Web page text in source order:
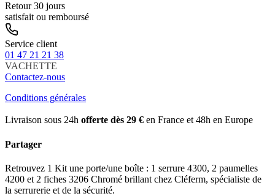
Retour 30 jours
satisfait ou remboursé
Service client
01 47 21 21 38
VACHETTE
Contactez-nous
Conditions générales
Livraison sous 24h offerte dès 29 € en France et 48h en Europe
Partager
Retrouvez 1 Kit une porte/une boîte : 1 serrure 4300, 2 paumelles
4200 et 2 fiches 3206 Chromé brillant chez Cléferm, spécialiste de
la serrurerie et de la sécurité.